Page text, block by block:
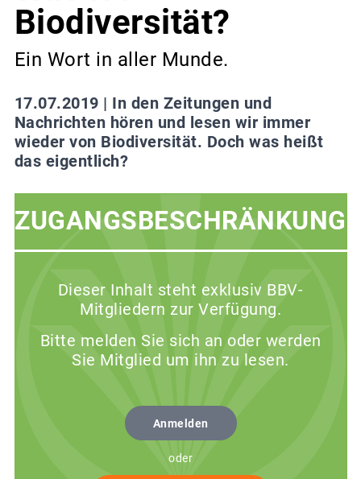
Biodiversität?
Ein Wort in aller Munde.
17.07.2019 | In den Zeitungen und
Nachrichten hören und lesen wir immer
wieder von Biodiversität. Doch was heißt
das eigentlich?
ZUGANGSBESCHRÄNKUNG
Dieser Inhalt steht exklusiv BBV-
Mitgliedern zur Verfügung.
Bitte melden Sie sich an oder werden
Sie Mitglied um ihn zu lesen.
Anmelden
oder